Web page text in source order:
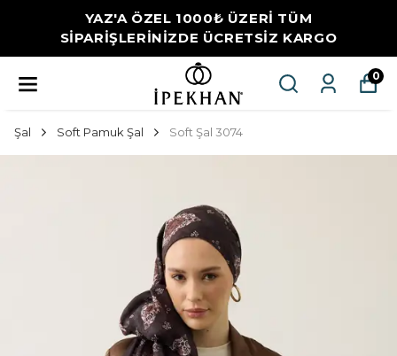
YAZ'A ÖZEL 1000₺ ÜZERİ TÜM
SİPARİŞLERİNİZDE ÜCRETSİZ KARGO
0
Şal Soft Pamuk Şal Soft Şal 3074